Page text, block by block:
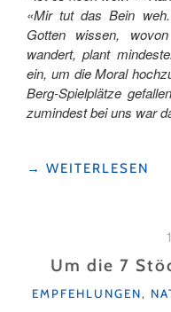
«Mir tut das Bein
Gotten wissen,
wandert, plant
ein, um die Moral
Berg-Spielplätze
zumindest bei uns war
"TOP
→ WEITERLESEN
Um die 7
KATEGORIEN
EMPFEHLUNGEN,